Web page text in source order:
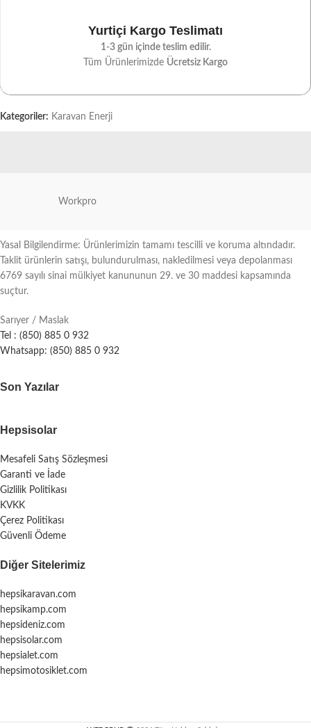
Yurtiçi Kargo Teslimatı
1-3 gün içinde teslim edilir.
Tüm Ürünlerimizde Ücretsiz Kargo
Kategoriler: Karavan Enerji
Workpro
Yasal Bilgilendirme: Ürünlerimizin tamamı tescilli ve koruma altındadır.
Taklit ürünlerin satışı, bulundurulması, nakledilmesi veya depolanması
6769 sayılı sinai mülkiyet kanununun 29. ve 30 maddesi kapsamında
suçtur.
Sarıyer / Maslak
Tel : (850) 885 0 932
Whatsapp: (850) 885 0 932
Son Yazılar
Hepsisolar
Mesafeli Satış Sözleşmesi
Garanti ve İade
Gizlilik Politikası
KVKK
Çerez Politikası
Güvenli Ödeme
Diğer Sitelerimiz
hepsikaravan.com
hepsikamp.com
hepsideniz.com
hepsisolar.com
hepsialet.com
hepsimotosiklet.com